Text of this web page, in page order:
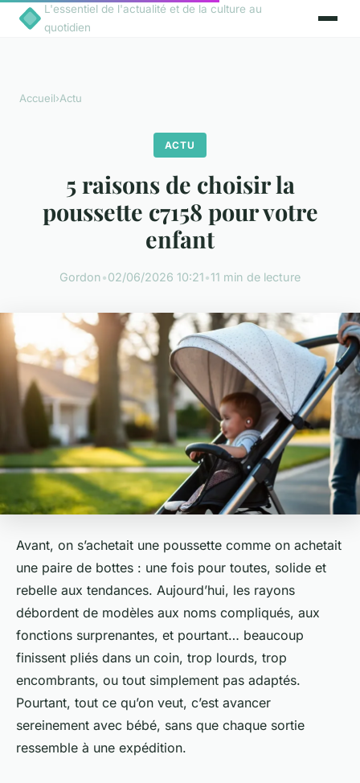
L'essentiel de l'actualité et de la culture au
quotidien
Accueil›Actu
ACTU
5 raisons de choisir la
poussette c7158 pour votre
enfant
Gordon•02/06/2026 10:21•11 min de lecture
Avant, on s’achetait une poussette comme on achetait
une paire de bottes : une fois pour toutes, solide et
rebelle aux tendances. Aujourd’hui, les rayons
débordent de modèles aux noms compliqués, aux
fonctions surprenantes, et pourtant… beaucoup
finissent pliés dans un coin, trop lourds, trop
encombrants, ou tout simplement pas adaptés.
Pourtant, tout ce qu’on veut, c’est avancer
sereinement avec bébé, sans que chaque sortie
ressemble à une expédition.